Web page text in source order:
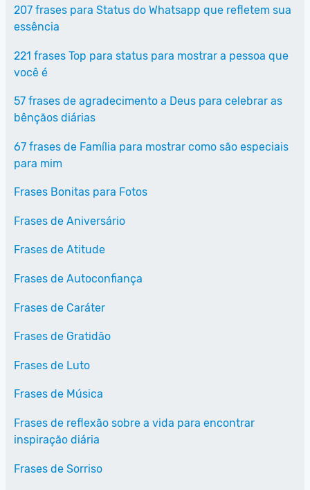
207 frases para Status do Whatsapp que refletem sua
essência
221 frases Top para status para mostrar a pessoa que
você é
57 frases de agradecimento a Deus para celebrar as
bênçãos diárias
67 frases de Família para mostrar como são especiais
para mim
Frases Bonitas para Fotos
Frases de Aniversário
Frases de Atitude
Frases de Autoconfiança
Frases de Caráter
Frases de Gratidão
Frases de Luto
Frases de Música
Frases de reflexão sobre a vida para encontrar
inspiração diária
Frases de Sorriso